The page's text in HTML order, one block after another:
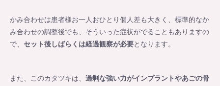
かみ合わせは患者様お一人おひとり個人差も大きく、標準的なか
み合わせの調整後でも、そういった症状がでることもありますの
で、 セット後しばらくは経過観察が必要となります。
また、このカタツキは、 過剰な強い力がインプラントやあごの骨